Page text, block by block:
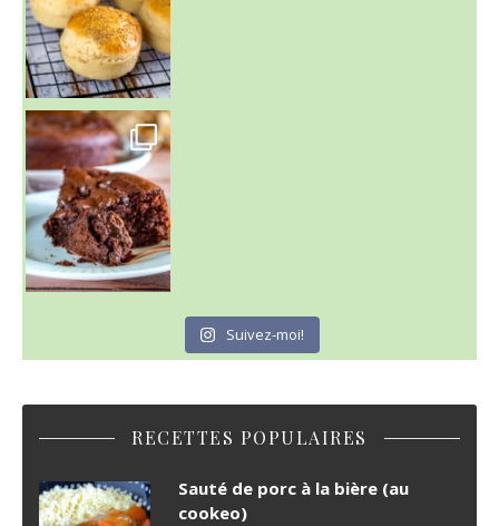
~ GÂTEAU FONDANT CHOCO NOISETTE ~
C'est lundi
Suivez-moi!
RECETTES POPULAIRES
Sauté de porc à la bière (au
cookeo)